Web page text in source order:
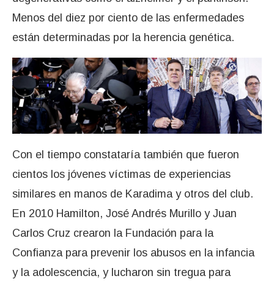
Menos del diez por ciento de las enfermedades
están determinadas por la herencia genética.
Con el tiempo constataría también que fueron
cientos los jóvenes víctimas de experiencias
similares en manos de Karadima y otros del club.
En 2010 Hamilton, José Andrés Murillo y Juan
Carlos Cruz crearon la Fundación para la
Confianza para prevenir los abusos en la infancia
y la adolescencia, y lucharon sin tregua para